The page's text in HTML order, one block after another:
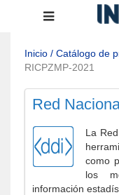
Menú
navegación
Inicio / Catálogo de
RICPZMP-2021
Red
La
como
los
información